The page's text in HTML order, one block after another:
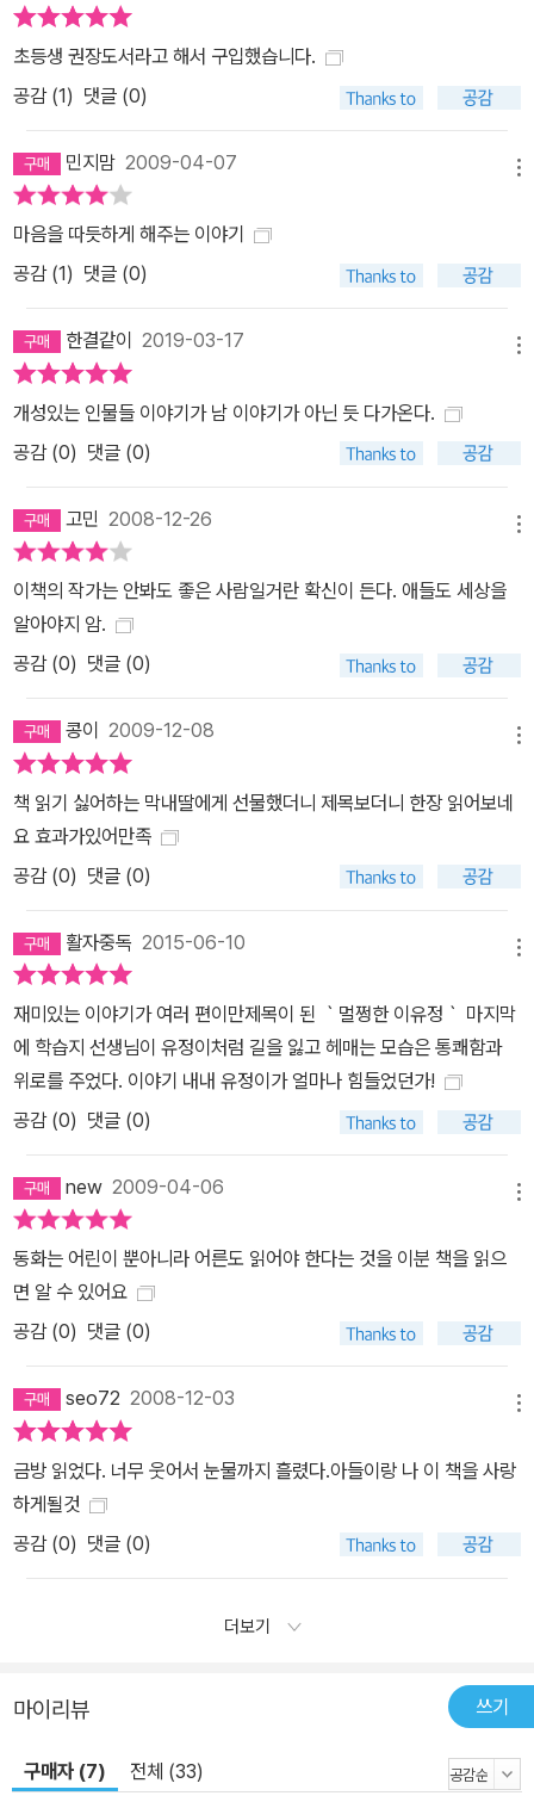
마티에 비하면 코딱지야. 음…… 내가 아는 사람은 커다란 철 수레에
물건을 잔뜩 실어 가지고 계산을 해. 음…… 그 사람은 자가용도 있어.
아마 생활 보훈 대상자가 아닐 거야.” “그래도 한번 가 봐. 코 찌르는
거기는 너무 멀다. 너무 넓고.” 127-128쪽 이 책의 각 단편들은 저마
다 고민과 문제를 안고 살아가는 아이들에게 ‘지금 그대로도 아름답
게 살아 내는 ‘우리’가 있을 뿐이다. “지금도 멀쩡해 보이려고 무진장
다.”고 「작가의 말」에서 밝혔듯, 작가는 살아오면서 얻은 가장 멋진 삶
의 지혜를 이 책을 통해 ‘세상의 모든 멀쩡한 유정이’들과 나누고자 하
는 것이다. 우리 안의 변하지 않는 아이를 만나러 가는 길은…… 환하
다! 따뜻하다! 그리고 유쾌하다! 이 책에 실린 단편들에서 맛볼 수 있
는 가장 큰 즐거움은 ‘아이다운 아이’를 만나는 데 있다. 어린이책 작
가로서 조금 더 ‘어린이’에 다가서고 싶어 그간 써 오던 단편 동화의
연령대를 내리고, 글짓기 지도하는 아이들의 일기장을 필사해 보기도
했다는 작가의 수고가 엿보이는 부분이기도 하다. 첫 번째 단편 <할
아버지 숙제>는 주인공 경수가 학교에서 ‘할아버지에 대해 쓰는 숙
제’를 받으면서 시작된다. 친구들은 저마다 ‘한때 잘나갔던’ 할아버지
할아버지 자랑을 하고 만다. ‘우리 할아버지가 태권도 회장이면?’ 나
는 우리 할아버지가 기와를 깨다 이마가 찢어지는 장면을 떠올렸다.
장은 아니었을 것 같았다. 가슴이 두근거리기 시작했다. 우리 할아버
지가 유명하지 않았을까 봐 걱정이 되었다. 12쪽 집에 와서 확인한 사
실은 경수의 기대와는 달랐다. 할머니의 말에 따르면 유명하긴 유명
줄 알았던 이마의 상처는 술 먹고 골목길에서 넘어져서 생긴 것이었
다. 할머니의 거침없는 폭로에 아빠는 집을 나가고 집은 아수라장이
된다. ‘주정뱅이 손자…… 주정뱅이 손자…….’ 그 말이 자꾸 생각났다.
할아버지에 대해 아무것도 모를 때가 나았다. 승호 할아버지는 용감
한 경찰이었는데, 우리 할아버지는 경찰이 데려다 주는 주정뱅이였
다. 19쪽 경수는 숙제가 하기 싫어진다. 걱정이 되어 방에 따라 들어
온 엄마는 경수에게 숙제를 다르게 해 볼 것을 제안하고, 경수는 할아
버지가 좋아했던 것, 잘했던 것을 쓰는 것으로 할아버지 숙제를 해 나
간다. 거짓말하지 않으며, 남들 앞에서 창피하지도 않을 방법을 찾아
낸 것이다. 그 와중에 경수는 회장이었다고 자랑했던 명규의 할아버
지가 바람을 피웠다는 사실을 알게 되고, 슬슬 명규의 숙제를 걱정하
기 시작한다. ‘명규가 할아버지 숙제 하는 방법을 알아야 할 텐데…….’
말고도 훌륭하지 못한 할아버지가 있어서, 참 다행이다. 34쪽 명규
걱정이 늘어난 대신 내 걱정이 줄었다는 대목에서 독자들은 담백한
장 인간다운 감정을 맞닥뜨릴 수 있기 때문이다. 엄마가 동생을 낳으
러 병원에 입원하는 바람에 열흘 간 고모 집에 맡겨지게 된 아홉 살짜
리 진이가 난생 처음 맛보는 해방감에 대해 이야기하고 있는 <그냥>
는 대로 놀아 본 아이들’만이 공감할 수 있는 찰나의 심정이 한 장의
깥을 보기도 했다. 가만히 보고 있으면 가슴 한가운데에서 콩알만큼
작은, 어떤 기분이 태어나는 것 같았다. 콩알만 한 기분은 점점 커져서
목을 타고 환하게 올라왔다. 진이가 처음 느껴보는 낯설고 신기한 기
분이었다. 40쪽 절제된 묘사와 군더더기 없는 문장, 집중력 있게 파
초등생 권장도서라고 해서 구입했습니다.
공감 (1) 댓글 (0)
민지맘 2009-04-07
마음을 따듯하게 해주는 이야기
공감 (1) 댓글 (0)
한결같이 2019-03-17
개성있는 인물들 이야기가 남 이야기가 아닌 듯 다가온다.
공감 (0) 댓글 (0)
고민 2008-12-26
이책의 작가는 안봐도 좋은 사람일거란 확신이 든다. 애들도 세상을
알아야지 암.
공감 (0) 댓글 (0)
콩이 2009-12-08
책 읽기 싫어하는 막내딸에게 선물했더니 제목보더니 한장 읽어보네
요 효과가있어만족
공감 (0) 댓글 (0)
활자중독 2015-06-10
재미있는 이야기가 여러 편이만제목이 된 ｀멀쩡한 이유정｀ 마지막
에 학습지 선생님이 유정이처럼 길을 잃고 헤매는 모습은 통쾌함과
위로를 주었다. 이야기 내내 유정이가 얼마나 힘들었던가!
공감 (0) 댓글 (0)
new 2009-04-06
동화는 어린이 뿐아니라 어른도 읽어야 한다는 것을 이분 책을 읽으
면 알 수 있어요
공감 (0) 댓글 (0)
seo72 2008-12-03
금방 읽었다. 너무 웃어서 눈물까지 흘렸다.아들이랑 나 이 책을 사랑
하게될것
공감 (0) 댓글 (0)
더보기
마이리뷰 쓰기
구매자 (7) 전체 (33)